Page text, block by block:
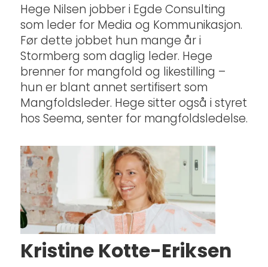
Hege Nilsen jobber i Egde Consulting
som leder for Media og Kommunikasjon.
Før dette jobbet hun mange år i
Stormberg som daglig leder. Hege
brenner for mangfold og likestilling –
hun er blant annet sertifisert som
Mangfoldsleder. Hege sitter også i styret
hos Seema, senter for mangfoldsledelse.
Kristine Kotte-Eriksen